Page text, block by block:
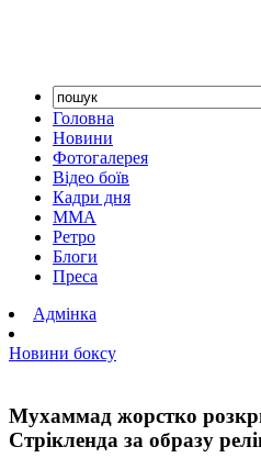
Головна
Новини
Фотогалерея
Відео боїв
Кадри дня
ММА
Ретро
Блоги
Преса
Адмінка
Новини боксу
Мухаммад жорстко
Стрікленда за образу